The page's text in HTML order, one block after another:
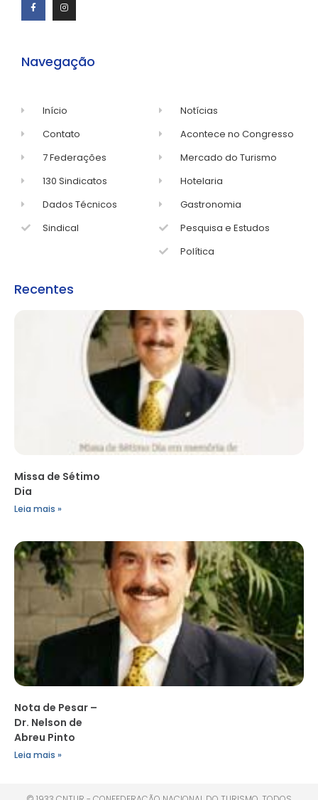
Navegação
Início
Contato
7 Federações
130 Sindicatos
Dados Técnicos
Sindical
Notícias
Acontece no Congresso
Mercado do Turismo
Hotelaria
Gastronomia
Pesquisa e Estudos
Política
Recentes
Missa de Sétimo
Dia
Leia mais »
Nota de Pesar –
Dr. Nelson de
Abreu Pinto
Leia mais »